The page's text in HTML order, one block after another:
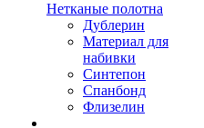
Нетканые полотна
Дублерин
Материал для
набивки
Синтепон
Спанбонд
Флизелин